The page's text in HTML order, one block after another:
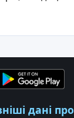
дані